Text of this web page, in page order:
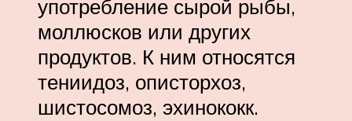
употребление сырой рыбы,
моллюсков или других
продуктов. К ним относятся
тениидоз, описторхоз,
шистосомоз, эхинококк.